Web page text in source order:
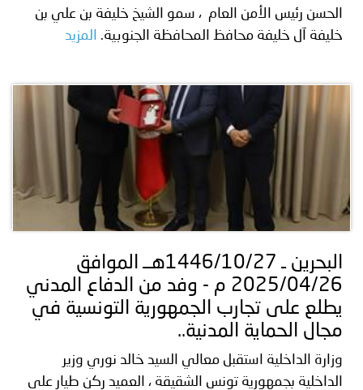
الحسن رئيس الأمن العام ، سمو الشيخ خليفة بن علي بن
خليفة آل خليفة محافظ المحافظة الجنوبية.
المزيد
البحرين ـ 1446/10/27هــ الموافق
2025/04/26 م - وفد من الدفاع المدني
يطلع على تجارب الجمهورية التونسية في
مجال الحماية المدنية..
وزارة الداخلية استقبل معالي السيد خالد نوري وزير
الداخلية بجمهورية تونس الشقيقة ، العميد ركن طيار علي